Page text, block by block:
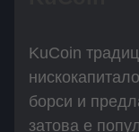
KuCoin
борси и
затова е